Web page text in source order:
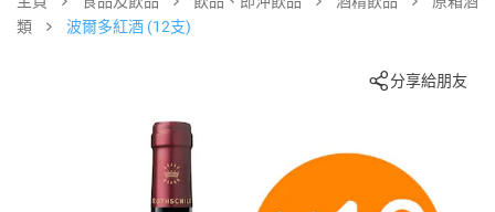
類
波爾多紅酒 (12支)
分享給朋友